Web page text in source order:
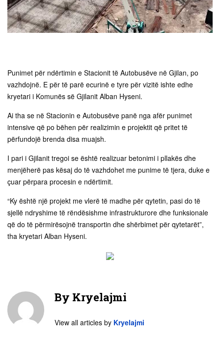
Punimet për ndërtimin e Stacionit të Autobusëve në Gjilan, po
vazhdojnë. E për të parë ecurinë e tyre për vizitë ishte edhe
kryetari i Komunës së Gjilanit Alban Hyseni.
Ai tha se në Stacionin e Autobusëve panë nga afër punimet
intensive që po bëhen për realizimin e projektit që pritet të
përfundojë brenda disa muajsh.
I pari i Gjilanit tregoi se është realizuar betonimi i pllakës dhe
menjëherë pas kësaj do të vazhdohet me punime të tjera, duke e
çuar përpara procesin e ndërtimit.
“Ky është një projekt me vlerë të madhe për qytetin, pasi do të
sjellë ndryshime të rëndësishme infrastrukturore dhe funksionale
që do të përmirësojnë transportin dhe shërbimet për qytetarët”,
tha kryetari Alban Hyseni.
By Kryelajmi
View all articles by Kryelajmi